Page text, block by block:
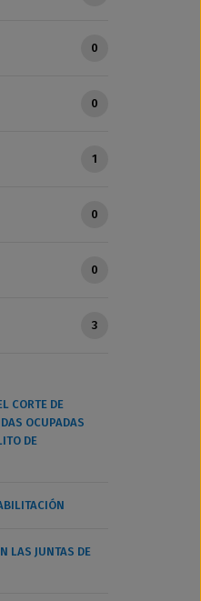
0
0
1
0
0
3
CORTE DE
OCUPADAS
DE
LAS JUNTAS DE